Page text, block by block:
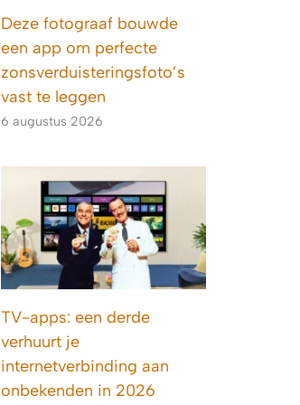
Deze fotograaf bouwde
een app om perfecte
zonsverduisteringsfoto’s
vast te leggen
6 augustus 2026
TV-apps: een derde
verhuurt je
internetverbinding aan
onbekenden in 2026